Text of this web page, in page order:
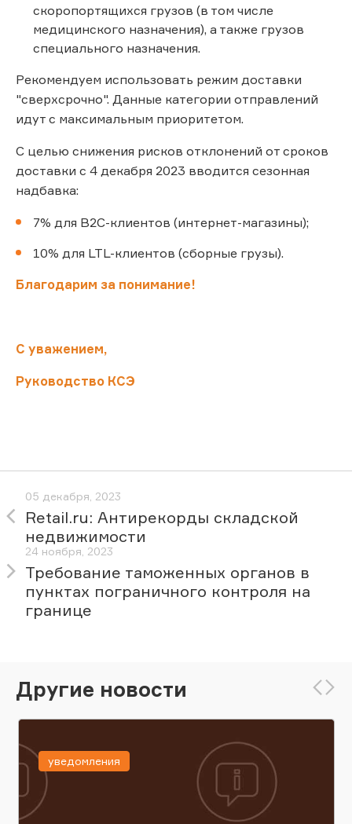
скоропортящихся грузов (в том числе
медицинского назначения), а также грузов
специального назначения.
Рекомендуем использовать режим доставки
"сверхсрочно". Данные категории отправлений
идут с максимальным приоритетом.
С целью снижения рисков отклонений от сроков
доставки с 4 декабря 2023 вводится сезонная
надбавка:
7% для B2C-клиентов (интернет-магазины);
10% для LTL-клиентов (сборные грузы).
Благодарим за понимание!
С уважением,
Руководство КСЭ
05 декабря, 2023
Retail.ru: Антирекорды складской
недвижимости
24 ноября, 2023
Требование таможенных органов в
пунктах пограничного контроля на
границе
Другие новости
уведомления